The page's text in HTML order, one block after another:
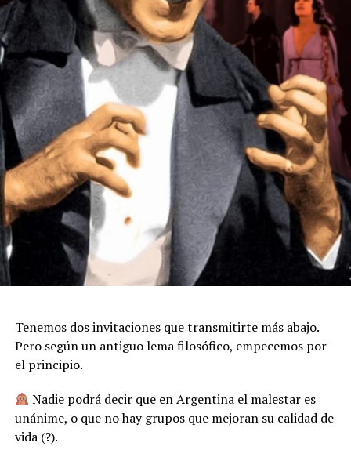
Tenemos dos invitaciones que transmitirte más abajo.
Pero según un antiguo lema filosófico, empecemos por
el principio.
Nadie podrá decir que en Argentina el malestar es
unánime, o que no hay grupos que mejoran su calidad de
vida (?).